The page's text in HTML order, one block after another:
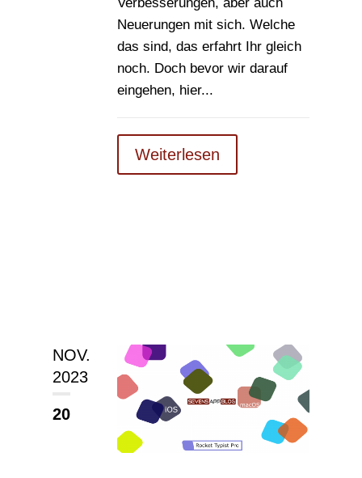
Neuerungen mit sich. Welche
das sind, das erfahrt Ihr gleich
noch. Doch bevor wir darauf
eingehen, hier...
Weiterlesen
NOV.
2023
20